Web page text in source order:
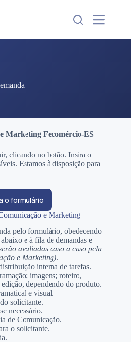
Marketing Fecomércio-ES
clicando no botão. Insira o
Estamos à disposição para
o formulário
e Marketing
pelo formulário, obedecendo
e à fila de demandas e
avaliadas caso a caso pela
e Marketing).
interna de tarefas.
imagens; roteiro,
edição, dependendo do produto.
e visual.
solicitante.
necessário.
de Comunicação.
o solicitante.